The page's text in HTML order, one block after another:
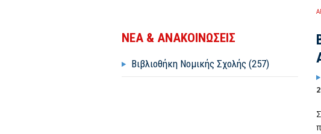
ΝΕΑ & ΑΝΑΚΟΙΝΩΣΕΙΣ
Βιβλιοθήκη Νομικής Σχολής (257)